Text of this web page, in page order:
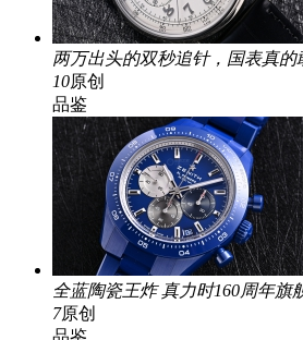
两万出头的双秒追针，国表真
10原创
品鉴
全蓝陶瓷王炸 真力时160周年旗
7原创
品鉴